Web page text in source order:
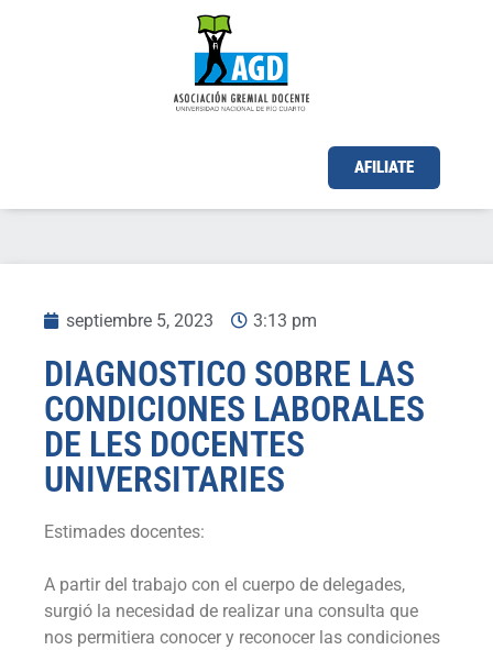
AFILIATE
septiembre 5, 2023 3:13 pm
DIAGNOSTICO SOBRE LAS
CONDICIONES LABORALES
DE LES DOCENTES
UNIVERSITARIES
Estimades docentes:
A partir del trabajo con el cuerpo de delegades,
surgió la necesidad de realizar una consulta que
nos permitiera conocer y reconocer las condiciones